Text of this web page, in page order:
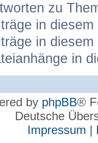
zu
in
in
in
by phpBB®
Deutsche
Impressum |